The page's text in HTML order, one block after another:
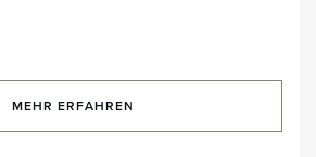
MEHR ERFAHREN